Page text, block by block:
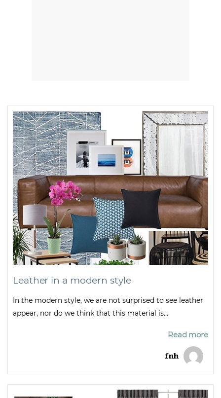
Leather in a modern style
In the modern style, we are not surprised to see leather
appear, nor do we think that this material is...
Read more
fnh